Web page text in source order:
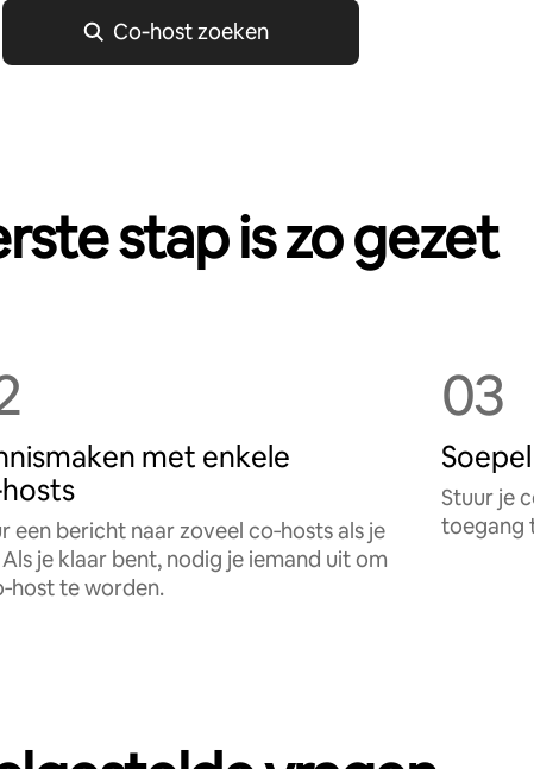
Co‑host zoeken
stap is zo gezet
met enkele
een bericht naar zoveel co‑hosts als je
je klaar bent, nodig je iemand uit om
te worden.
03
Stuur je
toegang